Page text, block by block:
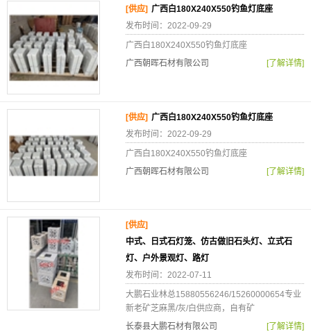
[供应] 广西白180X240X550钓鱼灯底座
发布时间：2022-09-29
广西白180X240X550钓鱼灯底座
广西朝晖石材有限公司
[了解详情]
[供应] 广西白180X240X550钓鱼灯底座
发布时间：2022-09-29
广西白180X240X550钓鱼灯底座
广西朝晖石材有限公司
[了解详情]
[供应]
中式、日式石灯笼、仿古做旧石头灯、立式石
灯、户外景观灯、路灯
发布时间：2022-07-11
大鹏石业林总15880556246/15260000654专业
新老矿芝麻黑/灰/白供应商，自有矿
长泰县大鹏石材有限公司
[了解详情]